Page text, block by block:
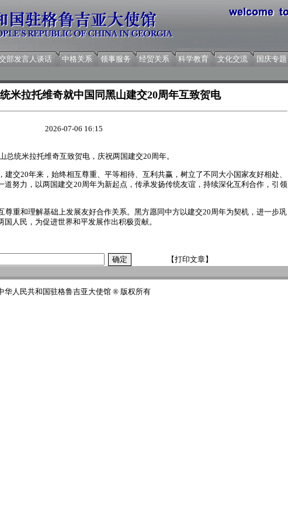
部发言人谈话 中格关系 领事服务 经贸关系 科学教育 文化交流
国庆专题
米拉托维奇就中国同黑山建交20周年互致贺电
2026-07-06 16:15
总统米拉托维奇互致贺电，庆祝两国建交20周年。
交20年来，始终相互尊重、平等相待、互利共赢，树立了不同大小国家友好相处、
道努力，以两国建交20周年为新起点，传承发扬传统友谊，持续深化互利合作，引领
尊重和理解基础上发展友好合作关系。黑方愿同中方以建交20周年为契机，进一步巩
人民，为促进世界和平发展作出积极贡献。
【打印文章】
华人民共和国驻格鲁吉亚大使馆 ® 版权所有